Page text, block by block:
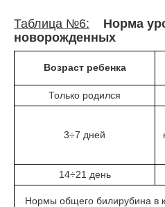
Таблица №6:
Норма
новорожденных
Возраст ребенка
Только родился
3÷7 дней
14÷21 день
Нормы общего билирубина в